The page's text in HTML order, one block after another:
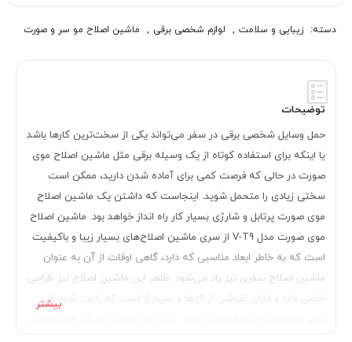
دسته: زیبایی و سلامت , لوازم شخصی برقی , ماشین اصلاح مو سر و صورت
توضیحات
حمل وسایل شخصی برقی در سفر می‌تواند یکی از سخت‌ترین کارها باشد
یا اینکه برای استفاده کوتاه از یک وسیله برقی مثل ماشین اصلاح موی
صورت در حالی که فرصت کمی برای آماده شدن دارید، ممکن است
سختی زیادی را متحمل شوید. اینجاست که داشتن یک ماشین اصلاح
موی صورت پرتابل و شارژی بسیار کار راه انداز خواهد بود. ماشین اصلاح
موی صورت مدل V-T9 از سری ماشین اصلاح‌های بسیار زیبا و باکیفیت
است که به خاطر ابعاد مناسبی که دارد، گاهی اوقات از آن به عنوان
ماشین اصلاح سفری نیز یاد می‌شود. ظاهر این ماشین اصلاح نیز طراحی
خاصی دارد و دارای نقوشی از اژدها و سیمرغ است که باعث شده از